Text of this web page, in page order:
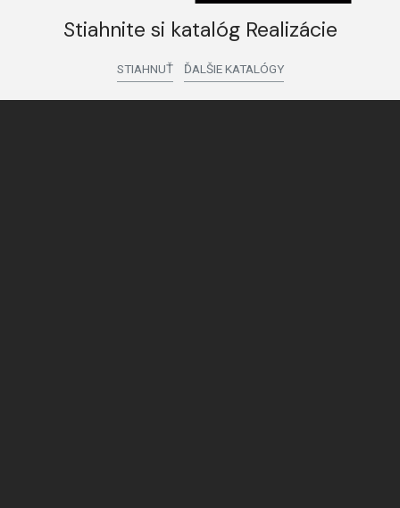
Stiahnite si katalóg Realizácie
STIAHNUŤ ĎALŠIE KATALÓGY